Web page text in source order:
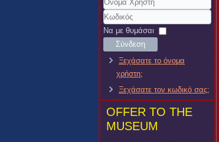
Όνομα
Χρήστη
Κωδικός
Να με θυμάσαι
Σύνδεση
Ξεχάσατε το όνομα
χρήστη;
Ξεχάσατε τον κωδικό σας;
OFFER TO THE
MUSEUM